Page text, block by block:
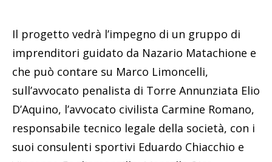
Il progetto vedrà l’impegno di un gruppo di
imprenditori guidato da Nazario Matachione e
che può contare su Marco Limoncelli,
sull’avvocato penalista di Torre Annunziata Elio
D’Aquino, l’avvocato civilista Carmine Romano,
responsabile tecnico legale della società, con i
suoi consulenti sportivi Eduardo Chiacchio e